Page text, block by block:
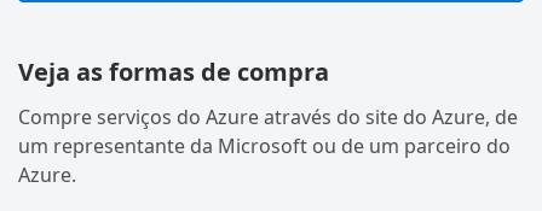
Veja as formas de compra
Compre serviços do Azure através do site do Azure, de
um representante da Microsoft ou de um parceiro do
Azure.